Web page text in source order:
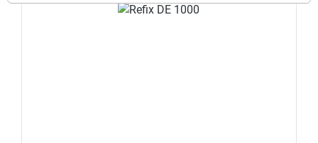
Jäta pildigalerii vahele